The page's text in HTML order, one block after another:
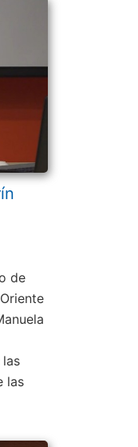
de
las